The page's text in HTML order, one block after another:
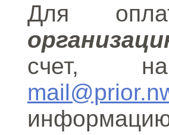
Для
счет,